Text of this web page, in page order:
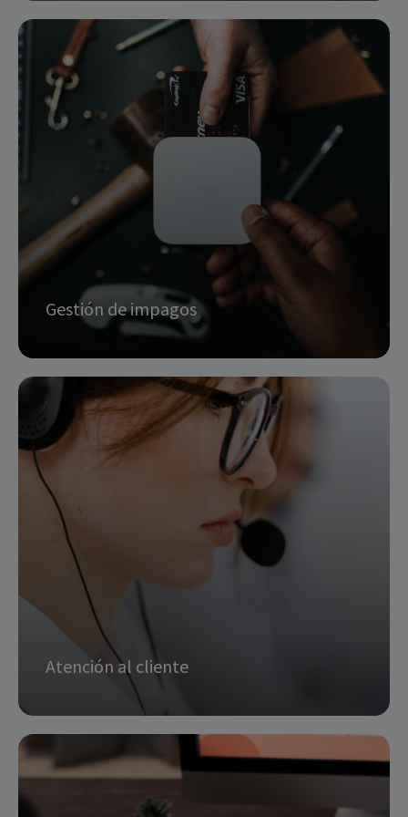
Enriquecimiento y cualificación: mantener los
datos actualizados, completos y útiles
Optimización: unificar y estructurar la
información para una gestión eficaz y sin
duplicidades en los contactos
solicitar info
Gestión de impagos
Llamadas para la gestión de impagos y la
devolución de recibos domiciliados
Seguimiento de la devoluciones e impagos
solicitar info
Atención al cliente
Información general